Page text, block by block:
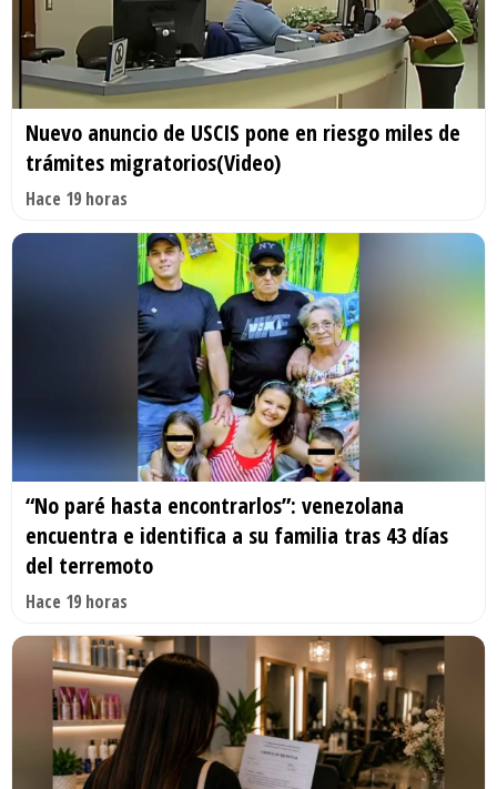
Nuevo anuncio de USCIS pone en riesgo miles de
trámites migratorios(Video)
Hace 19 horas
“No paré hasta encontrarlos”: venezolana
encuentra e identifica a su familia tras 43 días
del terremoto
Hace 19 horas